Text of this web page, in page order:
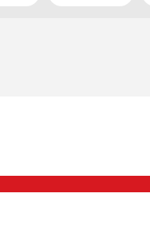
2108 9200 - Fax (11) 2108 9310